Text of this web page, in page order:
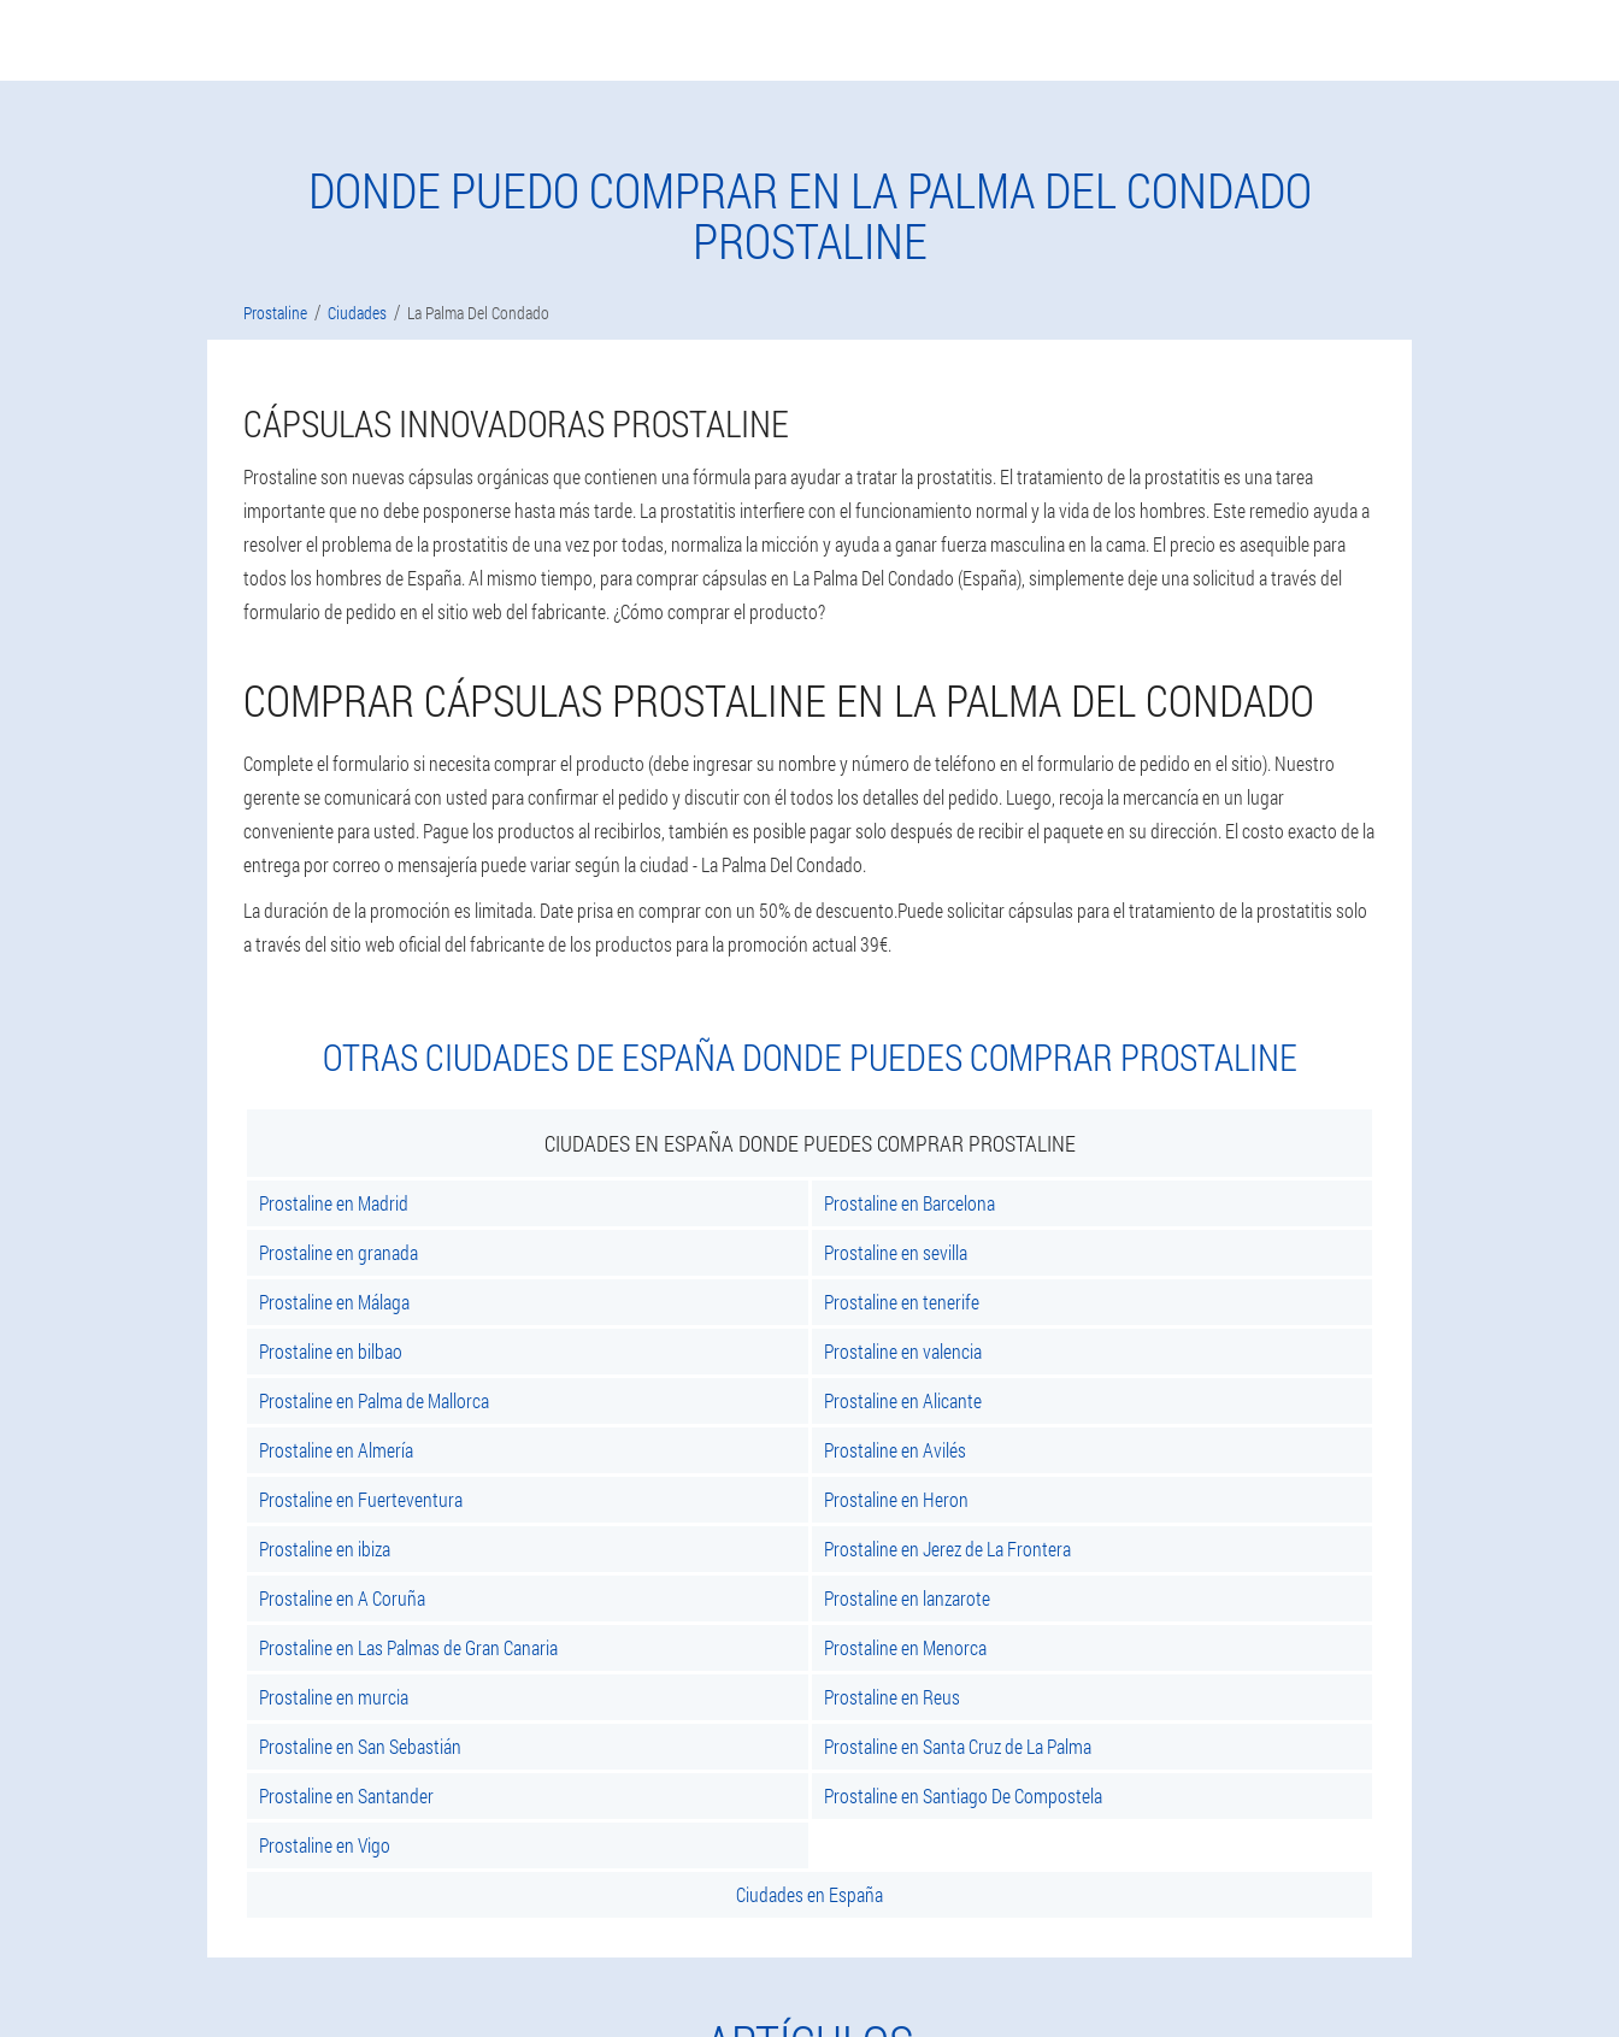
DONDE PUEDO COMPRAR EN LA PALMA DEL CONDADO
PROSTALINE
Prostaline Ciudades La Palma Del Condado
CÁPSULAS INNOVADORAS PROSTALINE
Prostaline son nuevas cápsulas orgánicas que contienen una fórmula para ayudar a tratar la prostatitis. El tratamiento de la prostatitis es una tarea
importante que no debe posponerse hasta más tarde. La prostatitis interfiere con el funcionamiento normal y la vida de los hombres. Este remedio ayuda a
resolver el problema de la prostatitis de una vez por todas, normaliza la micción y ayuda a ganar fuerza masculina en la cama. El precio es asequible para
todos los hombres de España. Al mismo tiempo, para comprar cápsulas en La Palma Del Condado (España), simplemente deje una solicitud a través del
formulario de pedido en el sitio web del fabricante. ¿Cómo comprar el producto?
COMPRAR CÁPSULAS PROSTALINE EN LA PALMA DEL CONDADO
Complete el formulario si necesita comprar el producto (debe ingresar su nombre y número de teléfono en el formulario de pedido en el sitio). Nuestro
gerente se comunicará con usted para confirmar el pedido y discutir con él todos los detalles del pedido. Luego, recoja la mercancía en un lugar
conveniente para usted. Pague los productos al recibirlos, también es posible pagar solo después de recibir el paquete en su dirección. El costo exacto de la
entrega por correo o mensajería puede variar según la ciudad - La Palma Del Condado.
La duración de la promoción es limitada. Date prisa en comprar con un 50% de descuento.Puede solicitar cápsulas para el tratamiento de la prostatitis solo
a través del sitio web oficial del fabricante de los productos para la promoción actual 39€.
OTRAS CIUDADES DE ESPAÑA DONDE PUEDES COMPRAR PROSTALINE
CIUDADES EN ESPAÑA DONDE PUEDES COMPRAR PROSTALINE
Prostaline en Madrid
Prostaline en Barcelona
Prostaline en granada
Prostaline en sevilla
Prostaline en Málaga
Prostaline en tenerife
Prostaline en bilbao
Prostaline en valencia
Prostaline en Palma de Mallorca
Prostaline en Alicante
Prostaline en Almería
Prostaline en Avilés
Prostaline en Fuerteventura
Prostaline en Heron
Prostaline en ibiza
Prostaline en Jerez de La Frontera
Prostaline en A Coruña
Prostaline en lanzarote
Prostaline en Las Palmas de Gran Canaria
Prostaline en Menorca
Prostaline en murcia
Prostaline en Reus
Prostaline en San Sebastián
Prostaline en Santa Cruz de La Palma
Prostaline en Santander
Prostaline en Santiago De Compostela
Prostaline en Vigo
Ciudades en España